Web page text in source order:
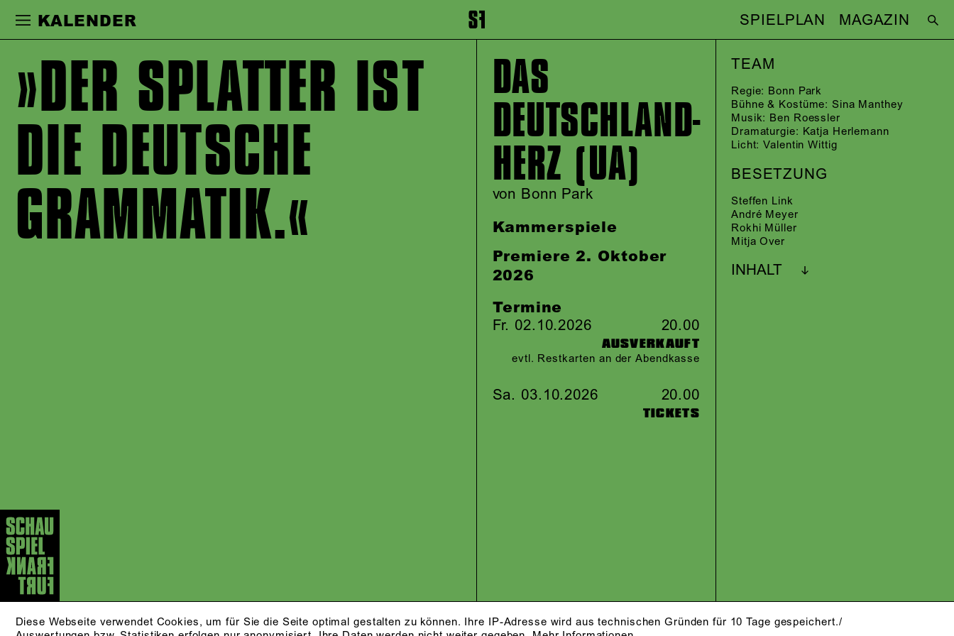
Zur Hauptnavigation springen Zum Footer springen
KALENDER SPIELPLAN MAGAZIN
Diese Webseite verwendet Cookies, um für Sie die Seite optimal gestalten zu können. Ihre IP-Adresse wird aus technischen Gründen für 10 Tage gespeichert./
DAS
DEUTSCHLAND­
HERZ (UA)
von Bonn Park
Kammerspiele
Premiere 2. Oktober
2026
Termine
Fr. 02.10.2026
20.00
AUSVERKAUFT
evtl. Restkarten an der Abendkasse
Sa. 03.10.2026 20.00
TICKETS
TEAM
Regie: Bonn Park
Bühne & Kostüme:Sina Manthey
Musik: Ben Roessler
Dramaturgie: Katja Herlemann
Licht:Valentin Wittig
BESETZUNG
Steffen Link
André Meyer
Rokhi Müller
Mitja Over
INHALT
DER SPLATTER IST
DIE DEUTSCHE
GRAMMATIK.